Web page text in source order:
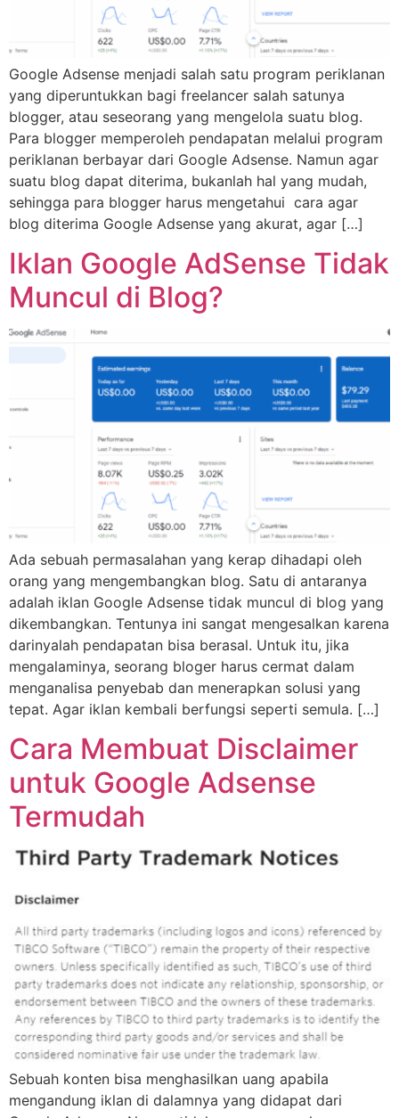
Google Adsense menjadi salah satu program periklanan
yang diperuntukkan bagi freelancer salah satunya
blogger, atau seseorang yang mengelola suatu blog.
Para blogger memperoleh pendapatan melalui program
periklanan berbayar dari Google Adsense. Namun agar
suatu blog dapat diterima, bukanlah hal yang mudah,
sehingga para blogger harus mengetahui cara agar
blog diterima Google Adsense yang akurat, agar […]
Iklan Google AdSense Tidak
Muncul di Blog?
Ada sebuah permasalahan yang kerap dihadapi oleh
orang yang mengembangkan blog. Satu di antaranya
adalah iklan Google Adsense tidak muncul di blog yang
dikembangkan. Tentunya ini sangat mengesalkan karena
darinyalah pendapatan bisa berasal. Untuk itu, jika
mengalaminya, seorang bloger harus cermat dalam
menganalisa penyebab dan menerapkan solusi yang
tepat. Agar iklan kembali berfungsi seperti semula. […]
Cara Membuat Disclaimer
untuk Google Adsense
Termudah
Sebuah konten bisa menghasilkan uang apabila
mengandung iklan di dalamnya yang didapat dari